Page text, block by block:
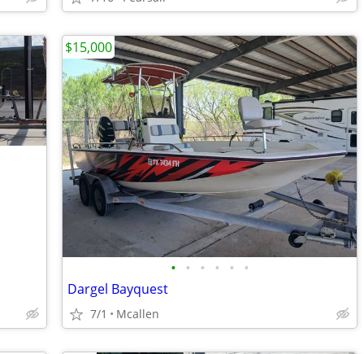
• • • • • •
Dargel Bayquest
7/1 Mcallen
$15,000